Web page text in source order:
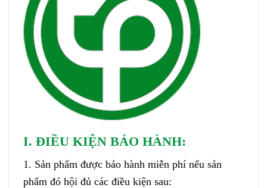
I. ĐIỀU KIỆN BẢO HÀNH:
1. Sản phẩm được bảo hành miễn phí nếu sản
phẩm đó hội đủ các điều kiện sau: